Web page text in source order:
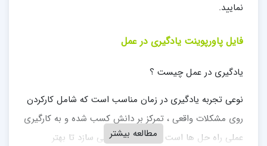
نمایید.
فایل پاورپوینت یادگیری در عمل
یادگیری در عمل چیست ؟
نوعی تجربه یادگیری در زمان مناسب است که شامل کارکردن
روی مشکلات واقعی ، تمرکز بر دانش کسب شده و به کارگیری
عملی راه حل ها است که افراد را قادر می سازد تا بهتر
مطالعه بیشتر